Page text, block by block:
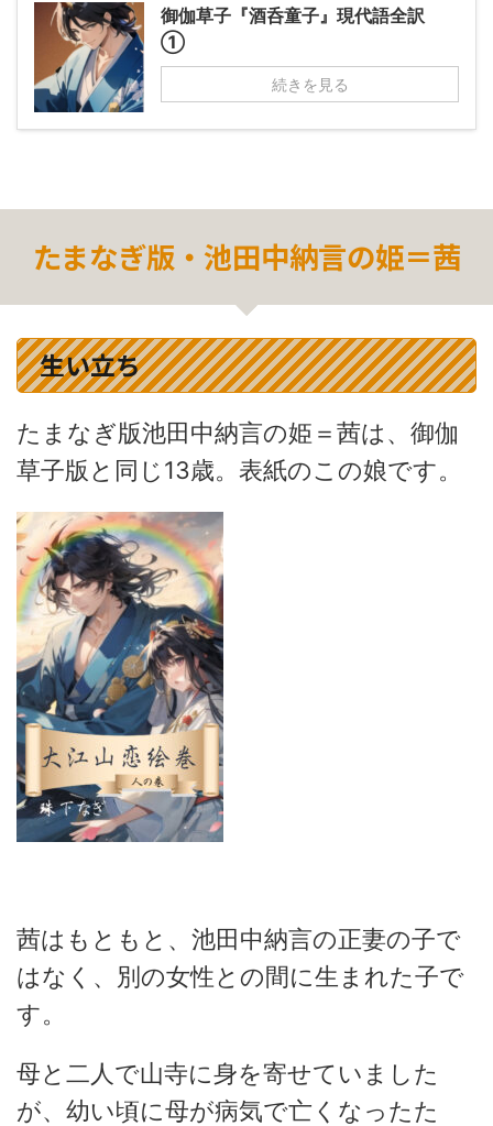
御伽草子『酒呑童子』現代語全訳
①
続きを見る
たまなぎ版・池田中納言の姫＝茜
生い立ち
たまなぎ版池田中納言の姫＝茜は、御伽
草子版と同じ13歳。表紙のこの娘です。
茜はもともと、池田中納言の正妻の子で
はなく、別の女性との間に生まれた子で
す。
母と二人で山寺に身を寄せていました
が、幼い頃に母が病気で亡くなったた